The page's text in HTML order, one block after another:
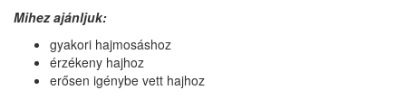
Mihez ajánljuk:
gyakori hajmosáshoz
érzékeny hajhoz
erősen igénybe vett hajhoz